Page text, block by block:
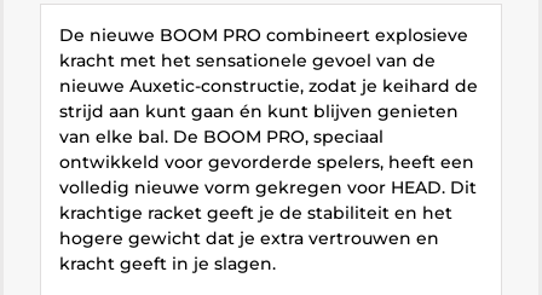
De nieuwe BOOM PRO combineert explosieve
kracht met het sensationele gevoel van de
nieuwe Auxetic-constructie, zodat je keihard de
strijd aan kunt gaan én kunt blijven genieten
van elke bal. De BOOM PRO, speciaal
ontwikkeld voor gevorderde spelers, heeft een
volledig nieuwe vorm gekregen voor HEAD. Dit
krachtige racket geeft je de stabiliteit en het
hogere gewicht dat je extra vertrouwen en
kracht geeft in je slagen.